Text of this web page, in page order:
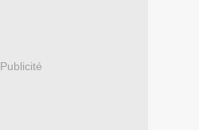
Publicité